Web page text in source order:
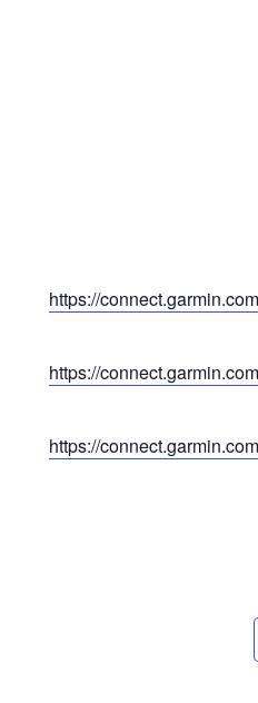
https://
https://
https://